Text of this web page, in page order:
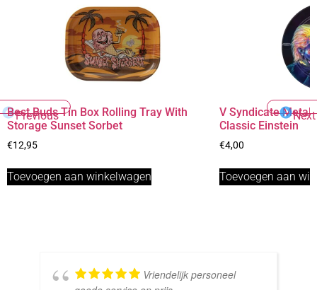
Previous
Best Buds Tin Box Rolling Tray With
Storage Sunset Sorbet
€12,95
Toevoegen aan winkelwagen
V Syndicate Metal
Classic Einstein
€4,00
Toevoegen aan
Next
Vriendelijk personeel